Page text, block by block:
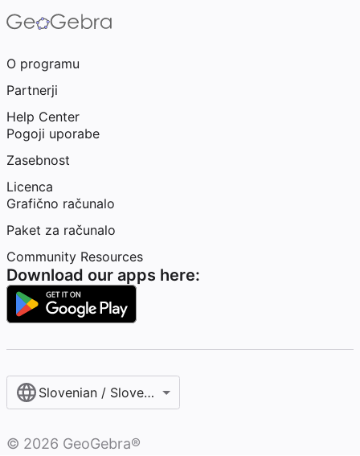
O programu
Partnerji
Help Center
Pogoji uporabe
Zasebnost
Licenca
Grafično računalo
Paket za računalo
Community Resources
Download our apps here:
Slovenian / Slovenščina‎
© 2026 GeoGebra®